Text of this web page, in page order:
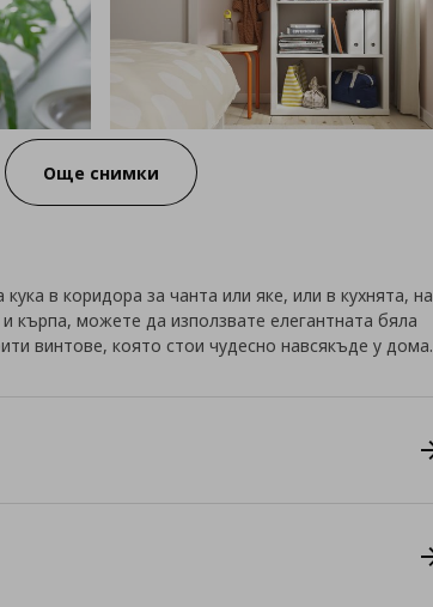
Още снимки
в коридора за чанта или яке, или в кухнята, на
кърпа, можете да използвате елегантната бяла
винтове, която стои чудесно навсякъде у дома.